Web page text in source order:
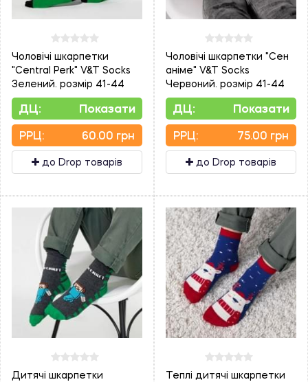
Чоловічі шкарпетки
"Central Perk" V&T Socks
Зелений. розмір 41-44
ДЦ: Показати
PPЦ: 60.00 грн
до Drop товарів
Чоловічі шкарпетки "Сен
аніме" V&T Socks
Червоний. розмір 41-44
ДЦ: Показати
PPЦ: 75.00 грн
до Drop товарів
Дитячі шкарпетки
Теплі дитячі шкарпетки